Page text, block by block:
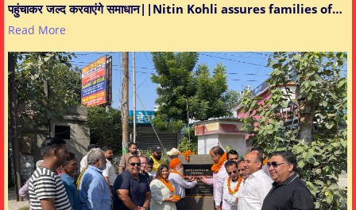
पहुंचाकर जल्द करवाएंगे समाधान||Nitin Kohli assures families of…
Read More